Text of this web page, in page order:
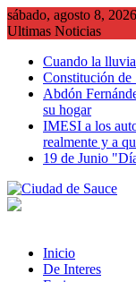
Saltar
al
sábado, agosto 8, 2026
Ultimas Noticias
Cuando la
Constitución de
Abdón
su hogar
IMESI a los
realmente y a
19 de Junio
Inicio
De Interes